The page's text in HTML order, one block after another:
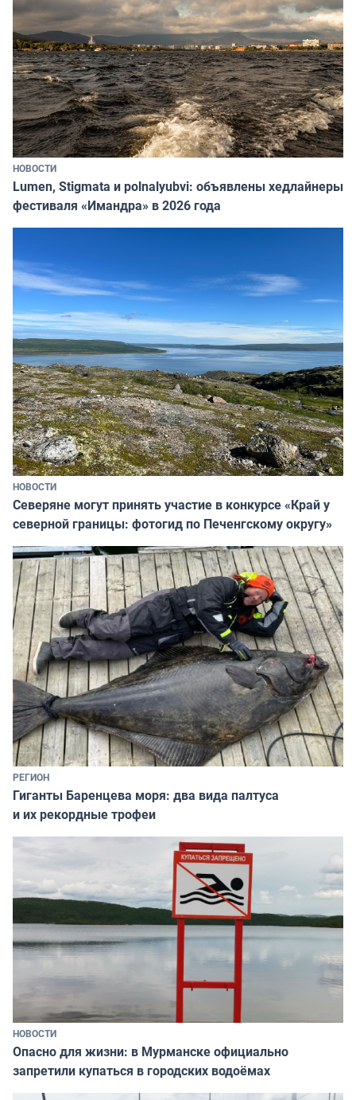
НОВОСТИ
Lumen, Stigmata и polnalyubvi: объявлены хедлайнеры
фестиваля «Имандра» в 2026 года
НОВОСТИ
Северяне могут принять участие в конкурсе «Край у
северной границы: фотогид по Печенгскому округу»
РЕГИОН
Гиганты Баренцева моря: два вида палтуса
и их рекордные трофеи
НОВОСТИ
Опасно для жизни: в Мурманске официально
запретили купаться в городских водоёмах